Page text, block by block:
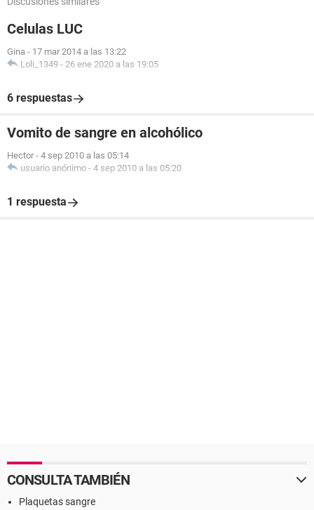
Celulas LUC
Gina - 17 mar 2014 a las 13:22
Loli_1349 - 26 ene 2020 a las 19:05
6 respuestas
Vomito de sangre en alcohólico
Hector - 4 sep 2010 a las 05:14
usuario anónimo - 4 sep 2010 a las 05:20
1 respuesta
CONSULTA TAMBIÉN
Plaquetas sangre